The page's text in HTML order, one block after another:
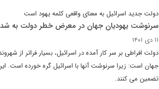
دولت جدید اسرائیل به معنای واقعی کلمه یهود است
سرنوشت یهودیان جهان در معرض خطر دولت به شدت
۱۱ دی ۱۴۰۱
دولت افراطی بر سر کار آمده در اسرائیل، بسیار فراتر از
جهان است: زیرا سرنوشت آنها با اسرائیل گره خورده است.
تضمین می کنند.